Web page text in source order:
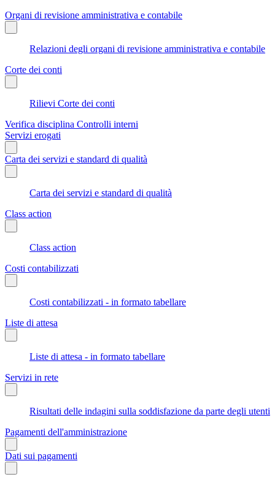
Organi di revisione amministrativa e contabile
Relazioni degli organi di revisione amministrativa e contabile
Corte dei conti
Rilievi Corte dei conti
Verifica disciplina Controlli interni
Servizi erogati
Carta dei servizi e standard di qualità
Carta dei servizi e standard di qualità
Class action
Class action
Costi contabilizzati
Costi contabilizzati - in formato tabellare
Liste di attesa
Liste di attesa - in formato tabellare
Servizi in rete
Risultati delle indagini sulla soddisfazione da parte degli utenti
Pagamenti dell'amministrazione
Dati sui pagamenti